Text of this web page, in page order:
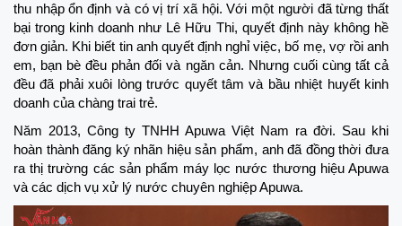
thu nhập ổn định và có vị trí xã hội. Với một người đã từng thất
bại trong kinh doanh như Lê Hữu Thi, quyết định này không hề
đơn giản. Khi biết tin anh quyết định nghỉ việc, bố mẹ, vợ rồi anh
em, bạn bè đều phản đối và ngăn cản. Nhưng cuối cùng tất cả
đều đã phải xuôi lòng trước quyết tâm và bầu nhiệt huyết kinh
doanh của chàng trai trẻ.
Năm 2013, Công ty TNHH Apuwa Việt Nam ra đời. Sau khi
hoàn thành đăng ký nhãn hiệu sản phẩm, anh đã đồng thời đưa
ra thị trường các sản phẩm máy lọc nước thương hiệu Apuwa
và các dịch vụ xử lý nước chuyên nghiệp Apuwa.